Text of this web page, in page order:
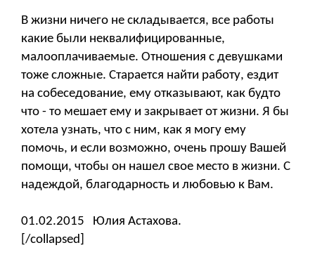
В жизни ничего не складывается, все работы
какие были неквалифицированные,
малооплачиваемые. Отношения с девушками
тоже сложные. Старается найти работу, ездит
на собеседование, ему отказывают, как будто
что - то мешает ему и закрывает от жизни. Я бы
хотела узнать, что с ним, как я могу ему
помочь, и если возможно, очень прошу Вашей
помощи, чтобы он нашел свое место в жизни. С
надеждой, благодарность и любовью к Вам.
01.02.2015 Юлия Астахова.
[/collapsed]